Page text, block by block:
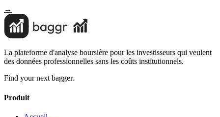
→
La plateforme d'analyse boursière pour les investisseurs qui veulent
des données professionnelles sans les coûts institutionnels.
Find your next bagger.
Produit